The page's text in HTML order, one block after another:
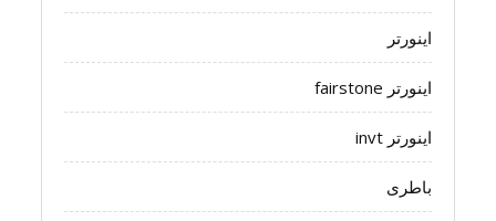
اینورتر
اینورتر fairstone
اینورتر invt
باطری